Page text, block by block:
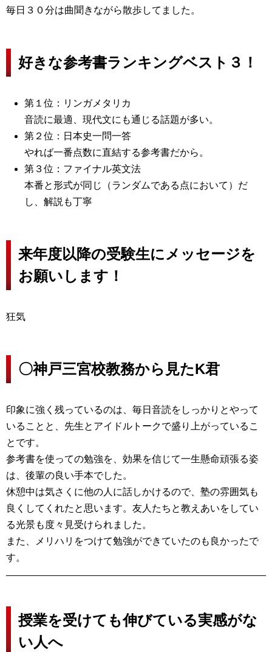
毎日３０分は曲聞きながら散歩してました。
好きな参考書ランキングベスト３！
第１位：リンガメタリカ
音読に最適、現代文にも通じる話題が多い。
第２位：日本史一問一答
やれば一番点数に直結する参考書だから。
第３位：ファイナル英文法
本番と形式が同じ（ランダムである点において）だ
し、解説も丁寧
来年度以降の受験生にメッセージを
お願いします！
狂気
〇神戸三宮校教務から見たK君
印象に強く残っているのは、毎日音読をしっかりとやって
いることと、先生とアイドルトークで盛り上がっているこ
とです。
参考書を使っての勉強を、効果を信じて一生懸命頑張る姿
は、後輩の良い手本でした。
休憩中は気さくに他の人に話しかけるので、塾の雰囲気も
良くしてくれたと思います。友人たちと教えあいをしてい
る光景も度々見受けられました。
また、メリハリをつけて勉強ができていたのも良かったで
す。
授業を受けても伸びている実感がな
い人へ